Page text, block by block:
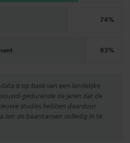
74%
83%
data is op basis van een landelijke
gedurende de jaren dat de
studies hebben daardoor
om de baankansen volledig in te